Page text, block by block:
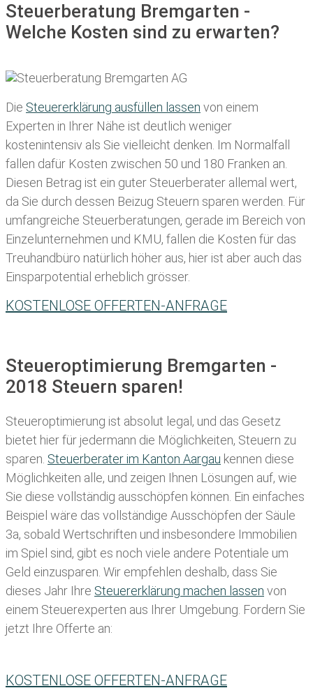
Steuerberatung Bremgarten -
Welche Kosten sind zu erwarten?
Die Steuererklärung ausfüllen lassen von einem
Experten in Ihrer Nähe ist deutlich weniger
kostenintensiv als Sie vielleicht denken. Im Normalfall
fallen dafür Kosten zwischen 50 und 180 Franken an.
Diesen Betrag ist ein guter Steuerberater allemal wert,
da Sie durch dessen Beizug Steuern sparen werden. Für
umfangreiche Steuerberatungen, gerade im Bereich von
Einzelunternehmen und KMU, fallen die Kosten für das
Treuhandbüro natürlich höher aus, hier ist aber auch das
Einsparpotential erheblich grösser.
KOSTENLOSE OFFERTEN-ANFRAGE
Steueroptimierung Bremgarten -
2018 Steuern sparen!
Steueroptimierung ist absolut legal, und das Gesetz
bietet hier für jedermann die Möglichkeiten, Steuern zu
sparen. Steuerberater im K anton Aargau kennen diese
Möglichkeiten alle, und zeigen Ihnen Lösungen auf, wie
Sie diese vollständig ausschöpfen können. Ein einfaches
Beispiel wäre das vollständige Ausschöpfen der Säule
3a, sobald Wertschriften und insbesondere Immobilien
im Spiel sind, gibt es noch viele andere Potentiale um
Geld einzusparen. Wir empfehlen deshalb, dass Sie
dieses Jahr Ihre Steuererklärung machen lassen von
einem Steuerexperten aus Ihrer Umgebung. Fordern Sie
jetzt Ihre Offerte an:
KOSTENLOSE OFFERTEN-ANFRAGE